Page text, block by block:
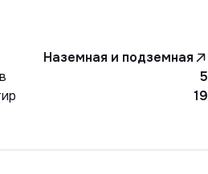
Наземная и подземная
5
19